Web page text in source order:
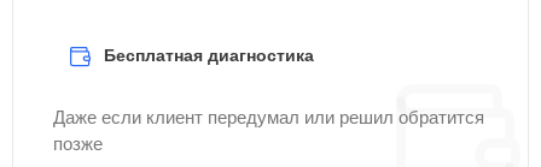
Бесплатная диагностика
Даже если клиент передумал или решил обратится
позже